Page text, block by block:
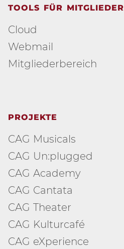
TOOLS FÜR MITGLIEDER
Cloud
Webmail
Mitgliederbereich
PROJEKTE
CAG Musicals
CAG Un:plugged
CAG Academy
CAG Cantata
CAG Theater
CAG Kulturcafé
CAG eXperience